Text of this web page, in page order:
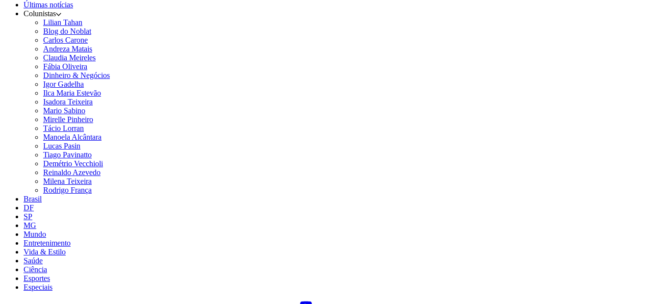
Últimas notícias
Colunistas
Lilian Tahan
Blog do Noblat
Carlos Carone
Andreza Matais
Claudia Meireles
Fábia Oliveira
Dinheiro & Negócios
Igor Gadelha
Ilca Maria Estevão
Isadora Teixeira
Mario Sabino
Mirelle Pinheiro
Tácio Lorran
Manoela Alcântara
Lucas Pasin
Tiago Pavinatto
Demétrio Vecchioli
Reinaldo Azevedo
Milena Teixeira
Rodrigo França
Brasil
DF
SP
MG
Mundo
Entretenimento
Vida & Estilo
Saúde
Ciência
Esportes
Especiais